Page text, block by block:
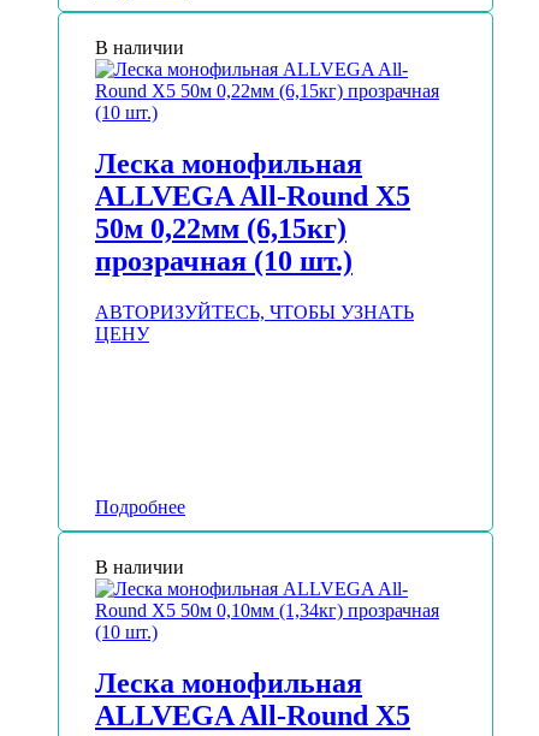
В наличии
Леска монофильная
ALLVEGA All-Round Х5
50м 0,22мм (6,15кг)
прозрачная (10 шт.)
АВТОРИЗУЙТЕСЬ, ЧТОБЫ УЗНАТЬ
ЦЕНУ
Подробнее
В наличии
Леска монофильная
ALLVEGA All-Round Х5